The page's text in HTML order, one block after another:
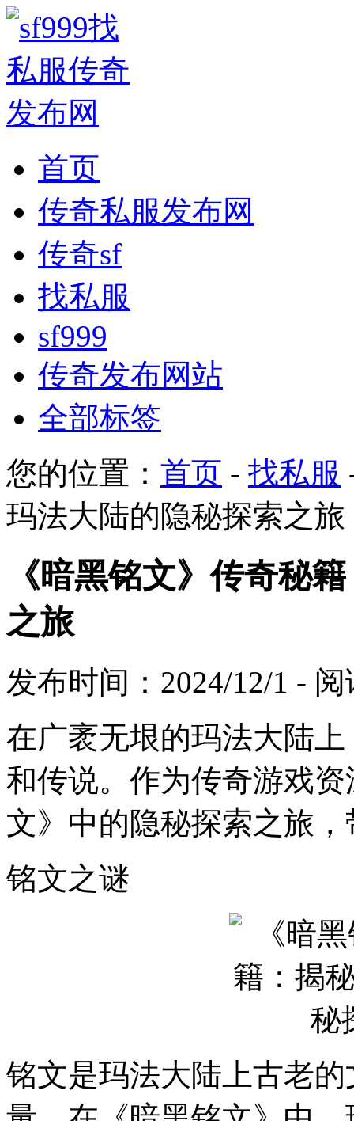
首页
传奇私服发布网
传奇sf
找私服
sf999
传奇发布网站
全部标签
您的位置： 首页 - 找私服
玛法大陆的隐秘探索之旅
《暗黑铭文》传奇秘
之旅
发布时间：2024/12/1 -
在广袤无垠的玛法大陆
和传说。作为传奇游戏
文》中的隐秘探索之旅
铭文之谜
铭文是玛法大陆上古老